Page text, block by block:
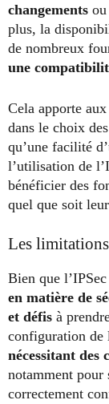
changements
plus, la
de nombreux
une
Cela apporte
dans le choix
qu’une facilité
l’utilisation de
bénéficier des
quel que soit
Les
Bien que
en matière de
et défis à
configuration de
nécessitant des
notamment pour
correctement